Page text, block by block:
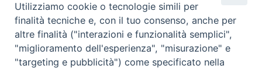
Arcidiocesi di Ravenna-Cervia
Utilizziamo cookie o tecnologie simili per
finalità tecniche e, con il tuo consenso, anche per
altre finalità ("interazioni e funzionalità semplici",
"miglioramento dell'esperienza", "misurazione" e
"targeting e pubblicità") come specificato nella